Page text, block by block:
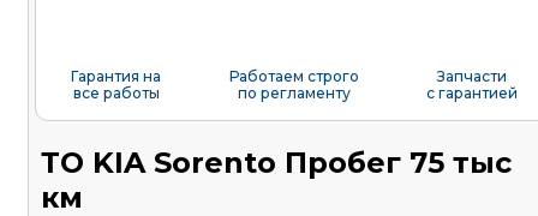
Гарантия на
все работы
Работаем строго
по регламенту
Запчасти
с гарантией
ТО KIA Sorento Пробег 75 тыс
км